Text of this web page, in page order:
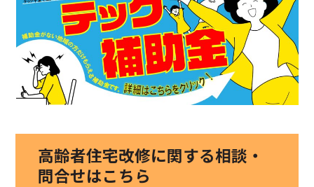
高齢者住宅改修に関する相談・
問合せはこちら